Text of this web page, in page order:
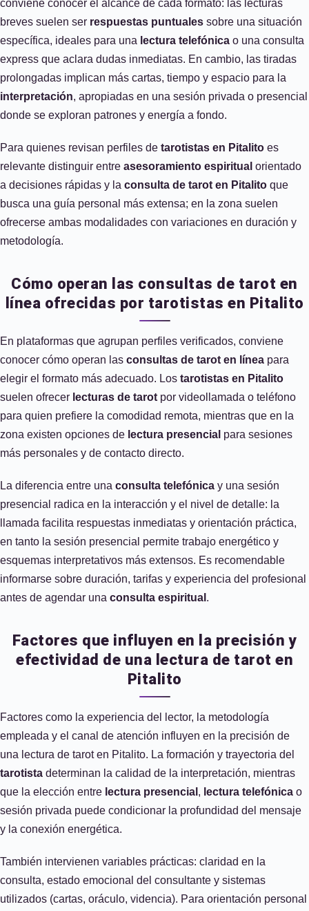
conviene conocer el alcance de cada formato: las lecturas
breves suelen ser respuestas puntuales sobre una situación
específica, ideales para una lectura telefónica o una consulta
express que aclara dudas inmediatas. En cambio, las tiradas
prolongadas implican más cartas, tiempo y espacio para la
interpretación, apropiadas en una sesión privada o presencial
donde se exploran patrones y energía a fondo.
Para quienes revisan perfiles de tarotistas en Pitalito es
relevante distinguir entre asesoramiento espiritual orientado
a decisiones rápidas y la consulta de tarot en Pitalito que
busca una guía personal más extensa; en la zona suelen
ofrecerse ambas modalidades con variaciones en duración y
metodología.
Cómo operan las consultas de tarot en
línea ofrecidas por tarotistas en Pitalito
En plataformas que agrupan perfiles verificados, conviene
conocer cómo operan las consultas de tarot en línea para
elegir el formato más adecuado. Los tarotistas en Pitalito
suelen ofrecer lecturas de tarot por videollamada o teléfono
para quien prefiere la comodidad remota, mientras que en la
zona existen opciones de lectura presencial para sesiones
más personales y de contacto directo.
La diferencia entre una consulta telefónica y una sesión
presencial radica en la interacción y el nivel de detalle: la
llamada facilita respuestas inmediatas y orientación práctica,
en tanto la sesión presencial permite trabajo energético y
esquemas interpretativos más extensos. Es recomendable
informarse sobre duración, tarifas y experiencia del profesional
antes de agendar una consulta espiritual .
Factores que influyen en la precisión y
efectividad de una lectura de tarot en
Pitalito
Factores como la experiencia del lector, la metodología
empleada y el canal de atención influyen en la precisión de
una lectura de tarot en Pitalito. La formación y trayectoria del
tarotista determinan la calidad de la interpretación, mientras
que la elección entre lectura presencial , lectura telefónica o
sesión privada puede condicionar la profundidad del mensaje
y la conexión energética.
También intervienen variables prácticas: claridad en la
consulta, estado emocional del consultante y sistemas
utilizados (cartas, oráculo, videncia). Para orientación personal